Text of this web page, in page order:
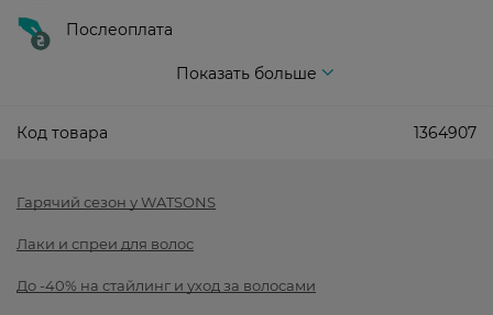
Послеоплата
Показать больше
Код товара 1364907
Гарячий сезон у WATSONS
Лаки и спреи для волос
До -40% на стайлинг и уход за волосами